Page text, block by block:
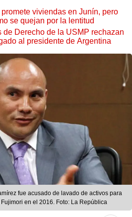
viviendas en Junín, pero
se quejan por la lentitud
de Derecho de la USMP rechazan
al presidente de Argentina
fue acusado de lavado de activos para
en el 2016. Foto: La República